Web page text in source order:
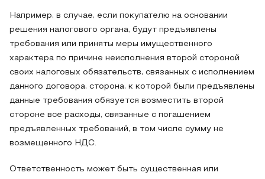
Например, в случае, если покупателю на основании
решения налогового органа, будут предъявлены
требования или приняты меры имущественного
характера по причине неисполнения второй стороной
своих налоговых обязательств, связанных с исполнением
данного договора, сторона, к которой были предъявлены
данные требования обязуется возместить второй
стороне все расходы, связанные с погашением
предъявленных требований, в том числе сумму не
возмещенного НДС.
Ответственность может быть существенная или